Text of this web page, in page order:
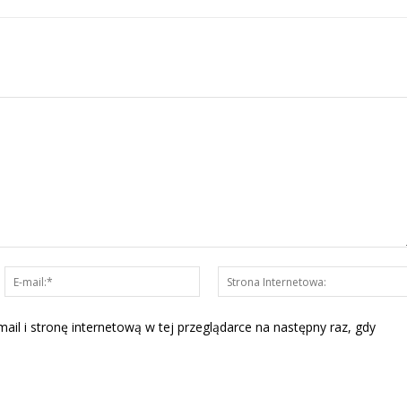
mail:*
i stronę internetową w tej przeglądarce na następny raz, gdy